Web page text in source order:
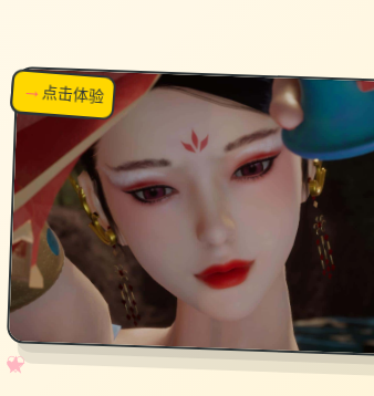
✧
♡
★
♥
↗超棒！
→点击体验